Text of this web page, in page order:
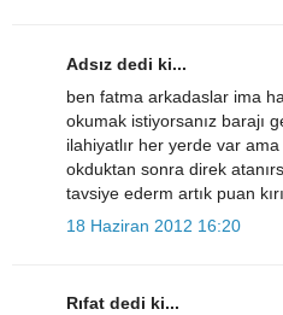
Adsız dedi ki...
ben fatma arkadaslar ima
okumak istiyorsanız barajı
ilahiyatlır her yerde var
okduktan sonra direk
tavsiye ederm artık puan
18 Haziran 2012 16:20
Rıfat dedi ki...